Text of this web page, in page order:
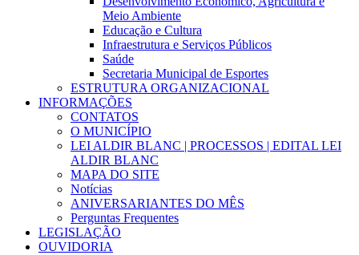
Meio Ambiente
Educação e Cultura
Infraestrutura e Serviços Públicos
Saúde
Secretaria Municipal de Esportes
ESTRUTURA ORGANIZACIONAL
INFORMAÇÕES
CONTATOS
O MUNICÍPIO
LEI ALDIR BLANC | PROCESSOS | EDITAL LEI
ALDIR BLANC
MAPA DO SITE
Notícias
ANIVERSARIANTES DO MÊS
Perguntas Frequentes
LEGISLAÇÃO
OUVIDORIA